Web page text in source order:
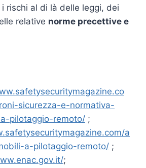
rischi al di là delle leggi, dei
relative norme precettive e
sicurezza-e-normativa-
pilotaggio-remoto/ ;
a
a-pilotaggio-remoto/ ;
;